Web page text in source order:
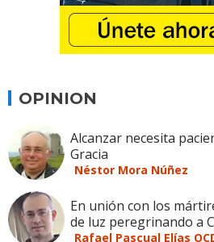
OPINION
Alcanzar necesita
Gracia
Néstor Mora Núñez
En unión con los
de luz peregrinando a
Rafael Pascual Elías